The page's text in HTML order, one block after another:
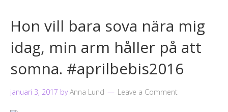
Hon vill bara sova nära mig
idag, min arm håller på att
somna. #aprilbebis2016
januari 3, 2017 byAnna Lund Leave a Comment